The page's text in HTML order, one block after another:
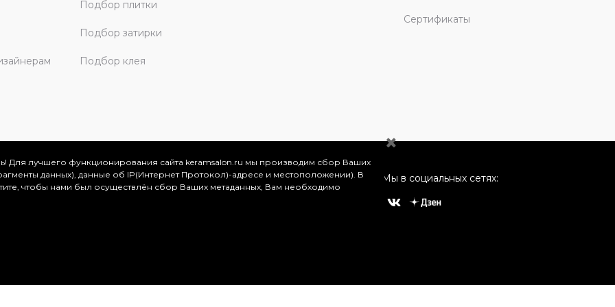
Подбор плитки
Подбор затирки
Подбор клея
Сертификаты
и Московской области, 2026
представлена на сайте в ознакомительных целях и ни
определяемой положениями Статьи 437 (2) Гражданского
Мы в социальных сетях:
Для лучшего функционирования сайта keramsalon.ru мы производим сбор Ваших
данных), данные об IP(Интернет Протокол)-адресе и местоположении). В
чтобы нами был осуществлён сбор Ваших метаданных, Вам необходимо